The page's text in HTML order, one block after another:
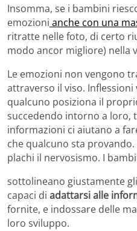
Insomma, se i bambini
emozioni anche con una
ritratte nelle foto, di certo
modo ancor migliore) nella
Le emozioni non vengono
attraverso il viso. Inflessioni
qualcuno posiziona il
succedendo intorno a loro,
informazioni ci aiutano a
che qualcuno sta
plachi il nervosismo. I
sottolineano giustamente
capaci di adattarsi alle
fornite, e indossare delle
loro sviluppo.